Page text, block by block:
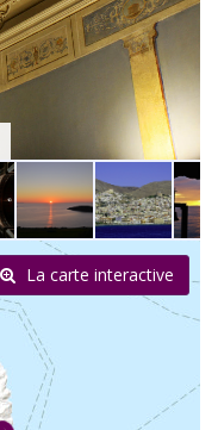
CN
La carte interactive